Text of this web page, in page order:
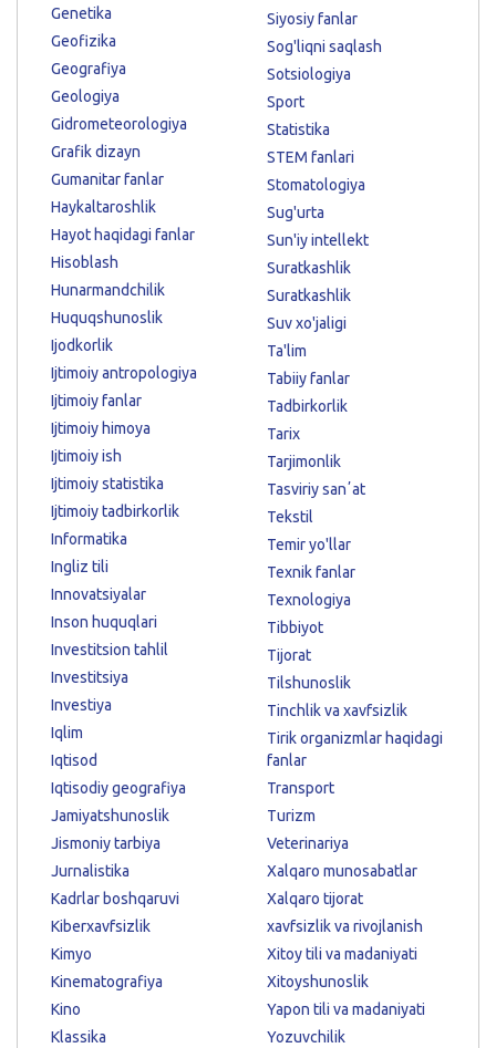
Genetika
Geofizika
Geografiya
Geologiya
Gidrometeorologiya
Grafik dizayn
Gumanitar fanlar
Haykaltaroshlik
Hayot haqidagi fanlar
Hisoblash
Hunarmandchilik
Huquqshunoslik
Ijodkorlik
Ijtimoiy antropologiya
Ijtimoiy fanlar
Ijtimoiy himoya
Ijtimoiy ish
Ijtimoiy statistika
Ijtimoiy tadbirkorlik
Informatika
Ingliz tili
Innovatsiyalar
Inson huquqlari
Investitsion tahlil
Investitsiya
Investiya
Iqlim
Iqtisod
Iqtisodiy geografiya
Jamiyatshunoslik
Jismoniy tarbiya
Jurnalistika
Kadrlar boshqaruvi
Kiberxavfsizlik
Kimyo
Kinematografiya
Kino
Klassika
Siyosiy fanlar
Sog'liqni saqlash
Sotsiologiya
Sport
Statistika
STEM fanlari
Stomatologiya
Sug'urta
Sun'iy intellekt
Suratkashlik
Suratkashlik
Suv xo'jaligi
Ta'lim
Tabiiy fanlar
Tadbirkorlik
Tarix
Tarjimonlik
Tasviriy sanʼat
Tekstil
Temir yo'llar
Texnik fanlar
Texnologiya
Tibbiyot
Tijorat
Tilshunoslik
Tinchlik va xavfsizlik
Tirik organizmlar haqidagi
fanlar
Transport
Turizm
Veterinariya
Xalqaro munosabatlar
Xalqaro tijorat
xavfsizlik va rivojlanish
Xitoy tili va madaniyati
Xitoyshunoslik
Yapon tili va madaniyati
Yozuvchilik